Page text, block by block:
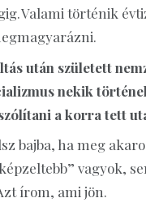
Valami történik
után született
nekik
a korra tett
bajba, ha meg
vagyok,
írom, ami jön.